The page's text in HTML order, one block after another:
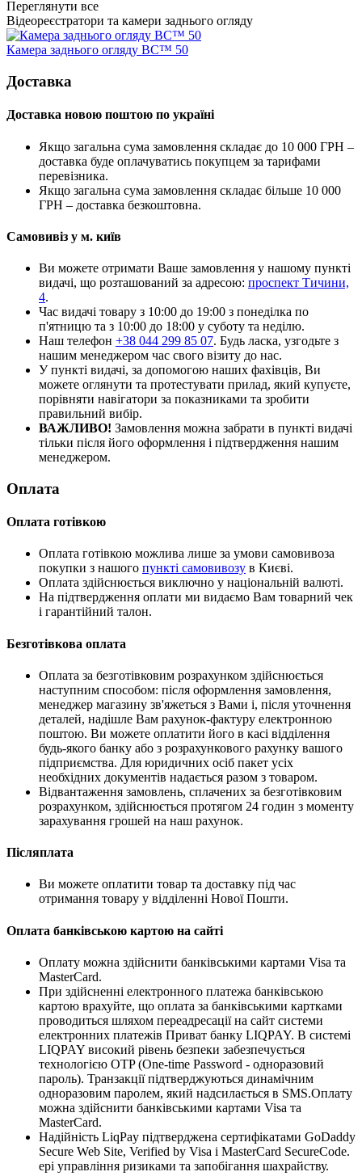
Переглянути все
Відеореєстратори та камери заднього огляду
Камера заднього огляду BC™ 50
Доставка
Доставка новою поштою по україні
Якщо загальна сума замовлення складає до 10 000 ГРН –
доставка буде оплачуватись покупцем за тарифами
перевізника.
Якщо загальна сума замовлення складає більше 10 000
ГРН – доставка безкоштовна.
Самовивіз у м. київ
Ви можете отримати Ваше замовлення у нашому пункті
видачі, що розташований за адресою: проспект Тичини,
4.
Час видачі товару з 10:00 до 19:00 з понеділка по
п'ятницю та з 10:00 до 18:00 у суботу та неділю.
Наш телефон +38 044 299 85 07. Будь ласка, узгодьте з
нашим менеджером час свого візиту до нас.
У пункті видачі, за допомогою наших фахівців, Ви
можете оглянути та протестувати прилад, який купуєте,
порівняти навігатори за показниками та зробити
правильний вибір.
ВАЖЛИВО! Замовлення можна забрати в пункті видачі
тільки після його оформлення і підтвердження нашим
менеджером.
Оплата
Оплата готівкою
Оплата готівкою можлива лише за умови самовивоза
покупки з нашого пункті самовивозу в Києві.
Оплата здійснюється виключно у національній валюті.
На підтвердження оплати ми видаємо Вам товарний чек
і гарантійний талон.
Безготівкова оплата
Оплата за безготівковим розрахунком здійснюється
наступним способом: після оформлення замовлення,
менеджер магазину зв'яжеться з Вами і, після уточнення
деталей, надішле Вам рахунок-фактуру електронною
поштою. Ви можете оплатити його в касі відділення
будь-якого банку або з розрахункового рахунку вашого
підприємства. Для юридичних осіб пакет усіх
необхідних документів надається разом з товаром.
Відвантаження замовлень, сплачених за безготівковим
розрахунком, здійснюється протягом 24 годин з моменту
зарахування грошей на наш рахунок.
Післяплата
Ви можете оплатити товар та доставку під час
отримання товару у відділенні Нової Пошти.
Оплата банківською картою на сайті
Оплату можна здійснити банківськими картами Visa та
MasterCard.
При здійсненні електронного платежа банківською
картою врахуйте, що оплата за банківськими картками
проводиться шляхом переадресації на сайт системи
електронних платежів Приват банку LIQPAY. В системі
LIQPAY високий рівень безпеки забезпечується
технологією OTP (One-time Password - одноразовий
пароль). Транзакції підтверджуються динамічним
одноразовим паролем, який надсилається в SMS.Оплату
можна здійснити банківськими картами Visa та
MasterCard.
Надійність LiqPay підтверджена сертифікатами GoDaddy
Secure Web Site, Verified by Visa і MasterCard SecureCode.
ері управління ризиками та запобігання шахрайству.